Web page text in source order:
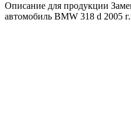
Описание для продукции
автомобиль BMW 318 d 2005